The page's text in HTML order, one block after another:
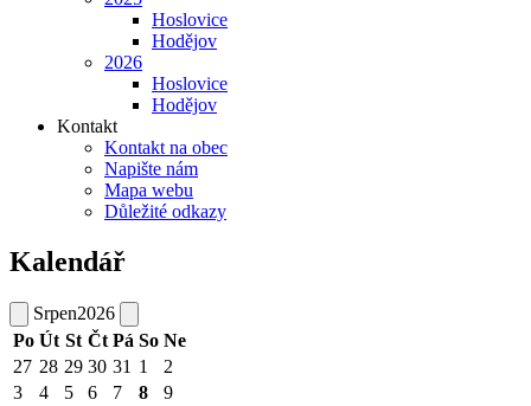
Hoslovice
Hodějov
2026
Hoslovice
Hodějov
Kontakt
Kontakt na obec
Napište nám
Mapa webu
Důležité odkazy
Kalendář
Srpen2026
Po Út St Čt Pá So Ne
27 28 29 30 31 1
2
3
4 5 6 7 8
9